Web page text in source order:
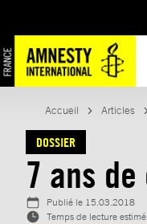
au
contenu
Accueil Articles
DOSSIER
7 ans
Publié le 15.03.2018
Temps de lecture